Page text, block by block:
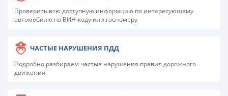
Проверить всю доступную информцию по интересующему
автомобилю по ВИН-коду или госномеру
ЧАСТЫЕ НАРУШЕНИЯ ПДД
Подробно разбираем частые нарушения правил дорожного
движения